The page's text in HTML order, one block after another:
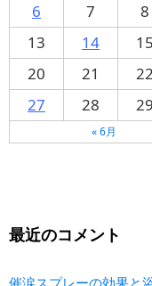
6
7 8
13
14 15
20
21 22
27
28 29
« 6月
最近のコメント